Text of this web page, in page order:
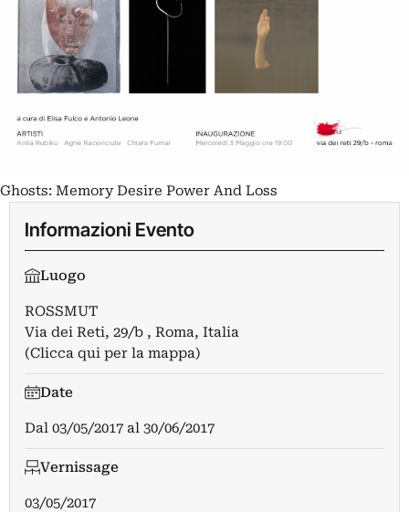
Ghosts: Memory Desire Power And Loss
Informazioni Evento
Luogo
ROSSMUT
Via dei Reti, 29/b , Roma, Italia
(Clicca qui per la mappa)
Date
Dal 03/05/2017 al 30/06/2017
Vernissage
03/05/2017